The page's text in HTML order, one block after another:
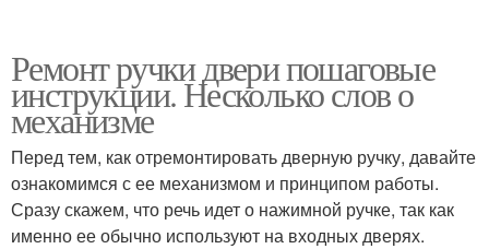
Ремонт ручки двери пошаговые
инструкции. Несколько слов о
механизме
Перед тем, как отремонтировать дверную ручку, давайте
ознакомимся с ее механизмом и принципом работы.
Сразу скажем, что речь идет о нажимной ручке, так как
именно ее обычно используют на входных дверях.